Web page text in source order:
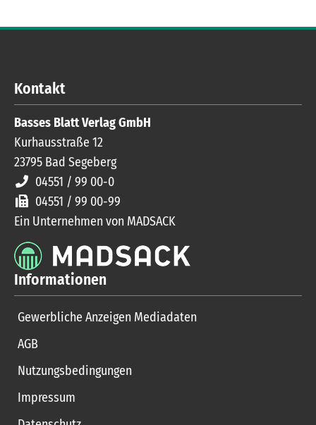
Kontakt
Basses Blatt Verlag GmbH
Kurhausstraße 12
23795 Bad Segeberg
04551 / 99 00-0
04551 / 99 00-99
Ein Unternehmen von MADSACK
Informationen
Gewerbliche Anzeigen Mediadaten
AGB
Nutzungsbedingungen
Impressum